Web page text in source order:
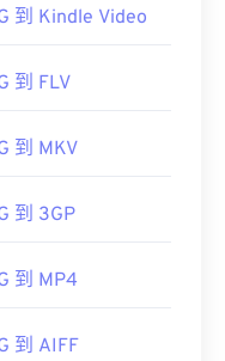
到 Kindle Video
到 FLV
到 MKV
到 3GP
到 MP4
到 AIFF